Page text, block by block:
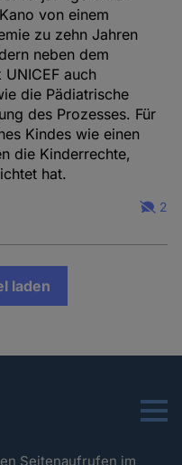
von einem
zu zehn Jahren
neben dem
auch
die Pädiatrische
des Prozesses. Für
Kindes wie einen
die Kinderrechte,
hat.
2
laden
Menu
Seitenaufrufen im